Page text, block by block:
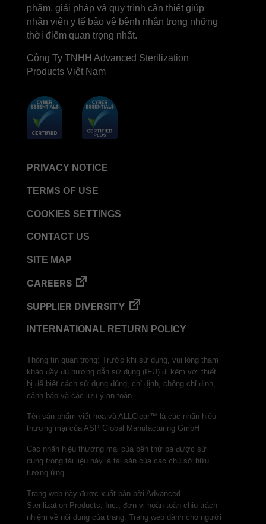
STERRAD SI™ 100 System
STERRAD™ 100S System
Thermal Printer Paper Mini Reader
TYVEK
Pouch with STERRAD™ Chemical
Indicator
STERRAD VELOCITY™ Biological Indicator (BI)/
STERRAD VELOCITY™ BI Activator
VERISURE™ Bowie-Dick Test Pack
VERISURE™ Steam Type 5 Migrating Integrator
w/ Extender
PCD
VERISURE™ Steam Type 4 Multi-Variable CI
VERISURE™ Type 5 Ink Integrator
VERISURE™ VH202 Type 4 Multi-Variable CI
Strips
phẩm, giải pháp và quy trình cần thiết giúp
nhân viên y tế bảo vệ bệnh nhân trong những
thời điểm quan trọng nhất.
Công Ty TNHH Advanced Sterilization
Products Việt Nam
PRIVACY NOTICE
TERMS OF USE
COOKIES SETTINGS
CONTACT US
SITE MAP
CAREERS
SUPPLIER DIVERSITY
INTERNATIONAL RETURN POLICY
Thông tin quan trọng: Trước khi sử dụng, vui lòng tham
khảo đầy đủ hướng dẫn sử dụng (IFU) đi kèm với thiết
bị để biết cách sử dụng đúng, chỉ định, chống chỉ định,
cảnh báo và các lưu ý an toàn.
Tên sản phẩm viết hoa và ALLClear™ là các nhãn hiệu
thương mại của ASP Global Manufacturing GmbH
Các nhãn hiệu thương mại của bên thứ ba được sử
dụng trong tài liệu này là tài sản của các chủ sở hữu
tương ứng.
Trang web này được xuất bản bởi Advanced
Sterilization Products, Inc., đơn vị hoàn toàn chịu trách
nhiệm về nội dung của trang. Trang web dành cho người